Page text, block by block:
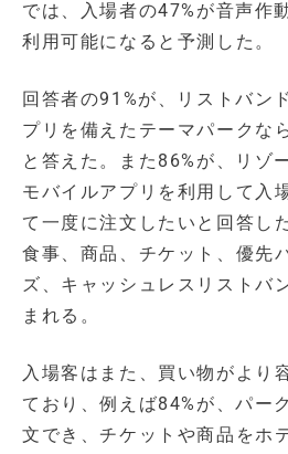
では、入場者の47%が音声作
利用可能になると予測した。
回答者の91%が、リストバン
プリを備えたテーマパークな
と答えた。また86%が、リゾ
モバイルアプリを利用して入
て一度に注文したいと回答し
食事、商品、チケット、優先
ズ、キャッシュレスリストバ
まれる。
入場客はまた、買い物がより
ており、例えば84%が、パー
文でき、チケットや商品をホ